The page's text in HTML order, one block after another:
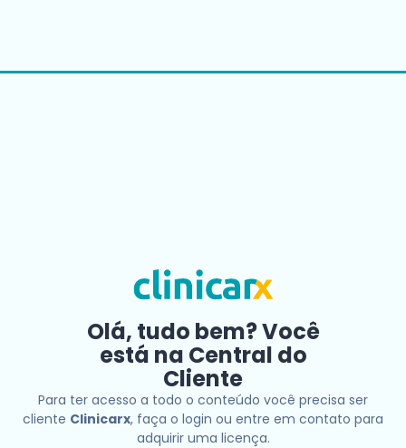
Olá, tudo bem? Você
está na Central do
Cliente
Para ter acesso a todo o conteúdo você precisa ser
cliente Clinicarx, faça o login ou entre em contato para
adquirir uma licença.